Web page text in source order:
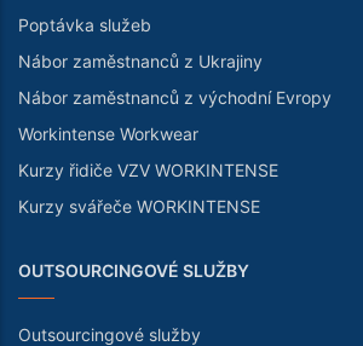
Poptávka služeb
Nábor zaměstnanců z Ukrajiny
Nábor zaměstnanců z východní Evropy
Workintense Workwear
Kurzy řidiče VZV WORKINTENSE
Kurzy svářeče WORKINTENSE
OUTSOURCINGOVÉ SLUŽBY
Outsourcingové služby